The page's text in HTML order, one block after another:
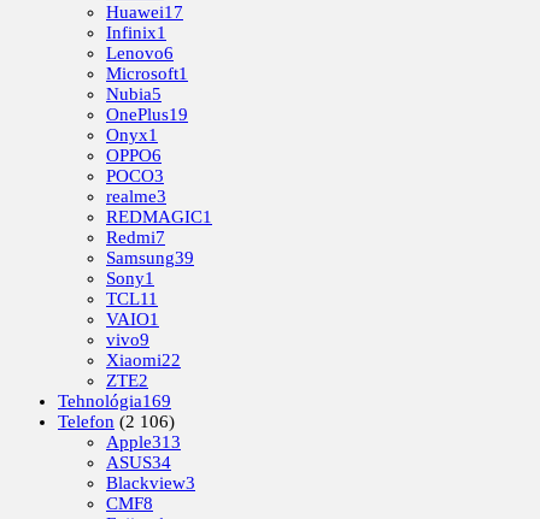
Huawei17
Infinix1
Lenovo6
Microsoft1
Nubia5
OnePlus19
Onyx1
OPPO6
POCO3
realme3
REDMAGIC1
Redmi7
Samsung39
Sony1
TCL11
VAIO1
vivo9
Xiaomi22
ZTE2
Tehnológia169
Telefon (2 106)
Apple313
ASUS34
Blackview3
CMF8